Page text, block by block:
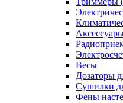
Весы
Дозаторы
Сушилки
Фены